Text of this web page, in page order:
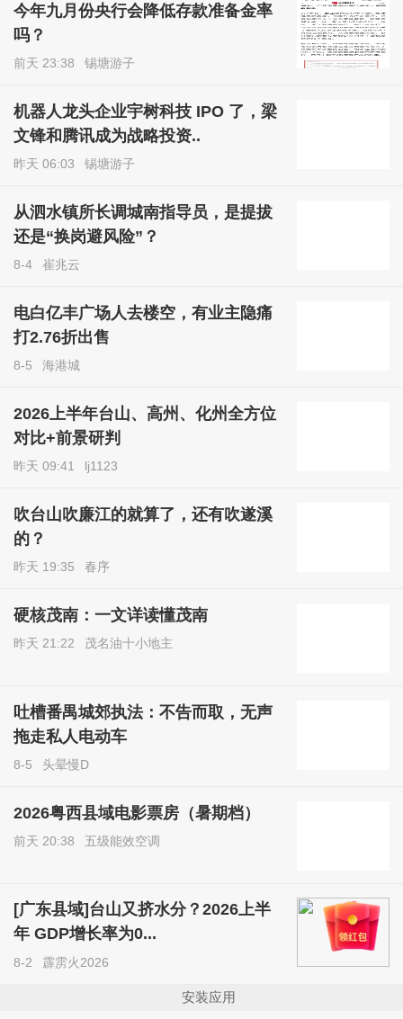
今年九月份央行会降低存款准备金率
吗？
前天 23:38 锡塘游子
机器人龙头企业宇树科技 IPO 了，梁
文锋和腾讯成为战略投资..
昨天 06:03 锡塘游子
从泗水镇所长调城南指导员，是提拔
还是“换岗避风险”？
8-4 崔兆云
电白亿丰广场人去楼空，有业主隐痛
打2.76折出售
8-5 海港城
2026上半年台山、高州、化州全方位
对比+前景研判
昨天 09:41 lj1123
吹台山吹廉江的就算了，还有吹遂溪
的？
昨天 19:35 春序
硬核茂南：一文详读懂茂南
昨天 21:22 茂名油十小地主
吐槽番禺城郊执法：不告而取，无声
拖走私人电动车
8-5 头晕慢D
2026粤西县域电影票房（暑期档）
前天 20:38 五级能效空调
[广东县域]台山又挤水分？2026上半
年 GDP增长率为0...
8-2 霹雳火2026
安装应用